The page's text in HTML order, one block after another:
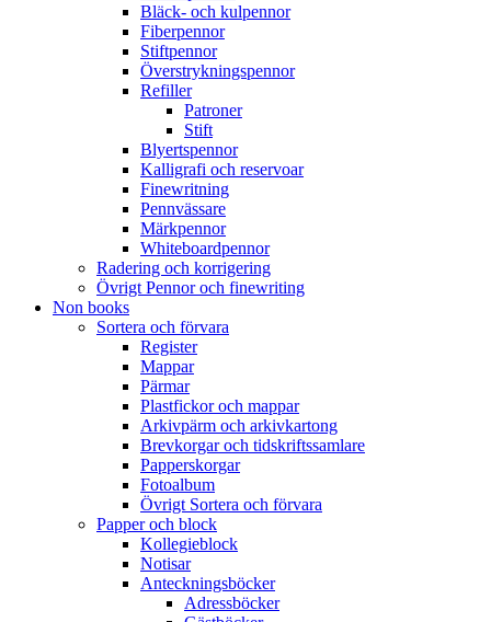
Bläck- och kulpennor
Fiberpennor
Stiftpennor
Överstrykningspennor
Refiller
Patroner
Stift
Blyertspennor
Kalligrafi och reservoar
Finewritning
Pennvässare
Märkpennor
Whiteboardpennor
Radering och korrigering
Övrigt Pennor och finewriting
Non books
Sortera och förvara
Register
Mappar
Pärmar
Plastfickor och mappar
Arkivpärm och arkivkartong
Brevkorgar och tidskriftssamlare
Papperskorgar
Fotoalbum
Övrigt Sortera och förvara
Papper och block
Kollegieblock
Notisar
Anteckningsböcker
Adressböcker